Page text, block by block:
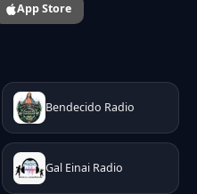
App Store
Bendecido Radio
Gal Einai Radio